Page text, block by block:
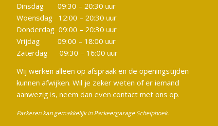
Dinsdag 09:30 – 20:30 uur
Woensdag 12:00 – 20:30 uur
Donderdag 09:00 – 20:30 uur
Vrijdag 09:00 – 18:00 uur
Zaterdag 09:30 – 16:00 uur
Wij werken alleen op afspraak en de openingstijden
kunnen afwijken. Wil je zeker weten of er iemand
aanwezig is, neem dan even contact met ons op.
Parkeren kan gemakkelijk in Parkeergarage Schelphoek.